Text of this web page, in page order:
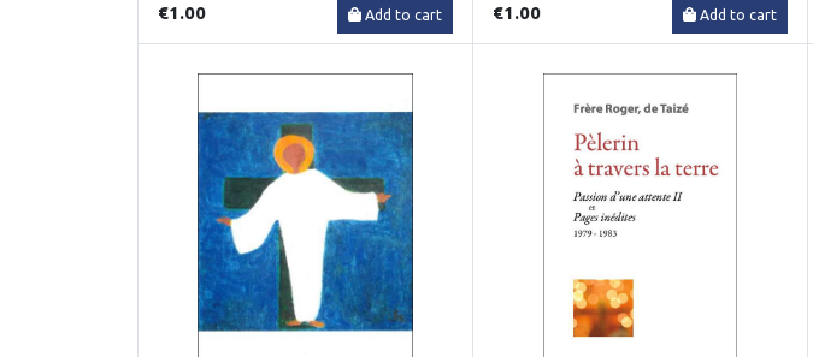
€1.00 Add to cart €1.00 Add to cart